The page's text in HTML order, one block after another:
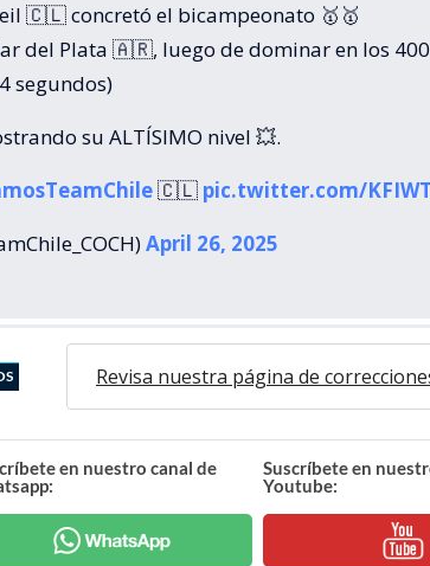
🇨🇱 concretó el bicampeonato 🥇🥇
del Plata 🇦🇷, luego de dominar en los 400
segundos)
su ALTÍSIMO nivel 💥.
🇨🇱 pic.twitter.com/
April 26, 2025
Revisa nuestra página de
en nuestro canal de
Suscríbete en
Youtube: